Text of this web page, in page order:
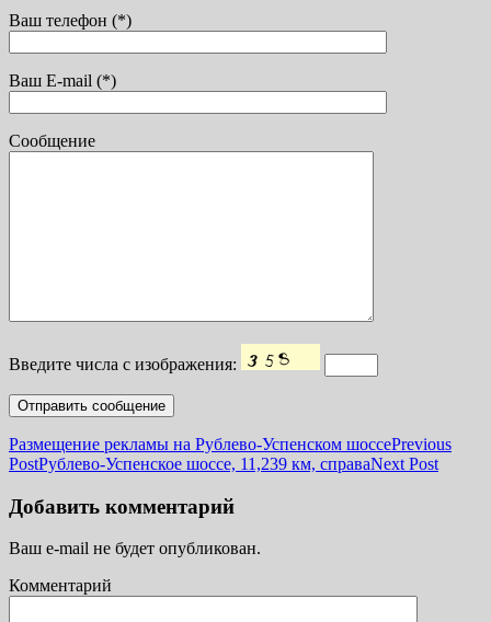
Ваш телефон (*)
Ваш E-mail (*)
Сообщение
Введите числа с изображения:
Размещение рекламы на Рублево-Успенском шоссеPrevious
PostРублево-Успенское шоссе, 11,239 км, справаNext Post
Добавить комментарий
Ваш e-mail не будет опубликован.
Комментарий